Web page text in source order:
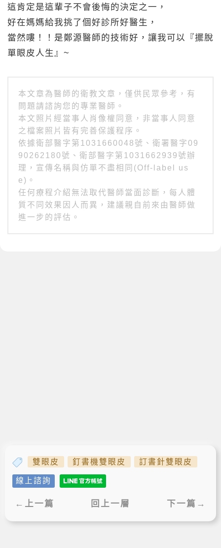
這肯定是這輩子不會後悔的決定之一，
好在媽媽給我挑了個好診所好醫生，
當然嘍！！是鄭源醫師的技術好，讓我可以『擺脫
單眼皮人生』~
本文章為醫師的衛教文章，僅供民眾參考，有
問題請諮詢您的專業醫師。
本文照片經當事人肖像權同意，非當事人同意
之檔案照片皆有完善保護程序。
依據衛部醫字第1031660048號、衛署醫字09
90262180號、衛部醫字第1031662939號辦
理，宣傳名稱與仿單不盡相同(Off-label us
e)。
任何療程介紹無法取代醫師當面診斷，每人體
質不同效果因人而異，建議親自前來由醫師做
進一步的評估。
雙眼皮 釘書機雙眼皮 訂書針雙眼皮
線上諮詢
←上一篇 回上一層 下一篇→